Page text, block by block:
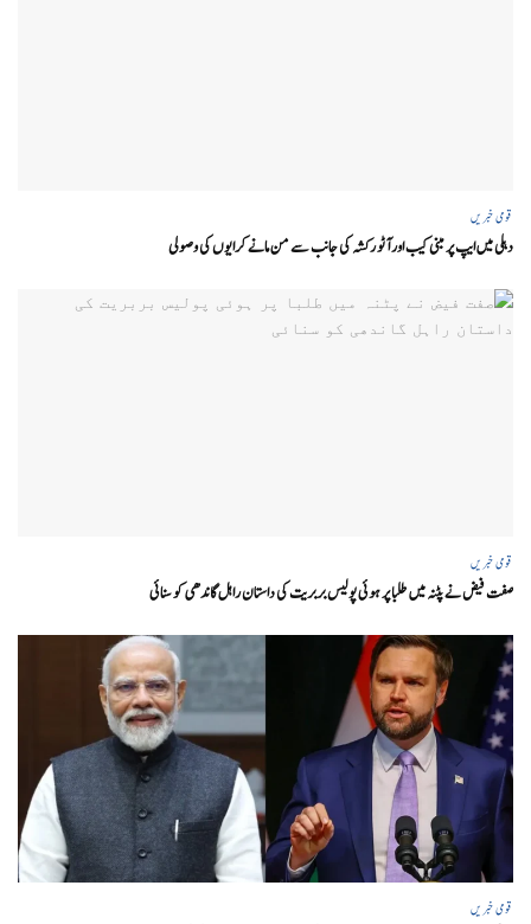
قومی خبریں
دہلی میں ایپ پر مبنی کیب اور آٹو رکشہ کی جانب سے من مانے کرایوں کی وصولی
قومی خبریں
صفت فیض نے پٹنہ میں طلبا پر ہوئی پولیس بربریت کی داستان راہل گاندھی کو سنائی
قومی خبریں